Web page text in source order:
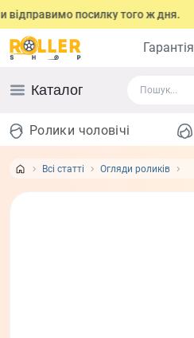
посилку того ж дня.
Гарантія
Каталог
Ролики чоловічі
Всі статті Огляди роликів